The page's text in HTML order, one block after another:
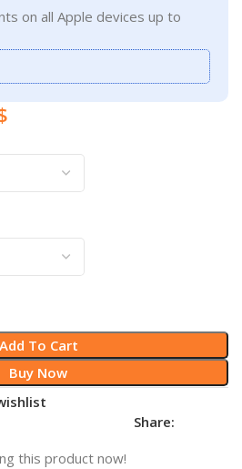
on all Apple devices up to
Add To Cart
Buy Now
Share:
this product now!